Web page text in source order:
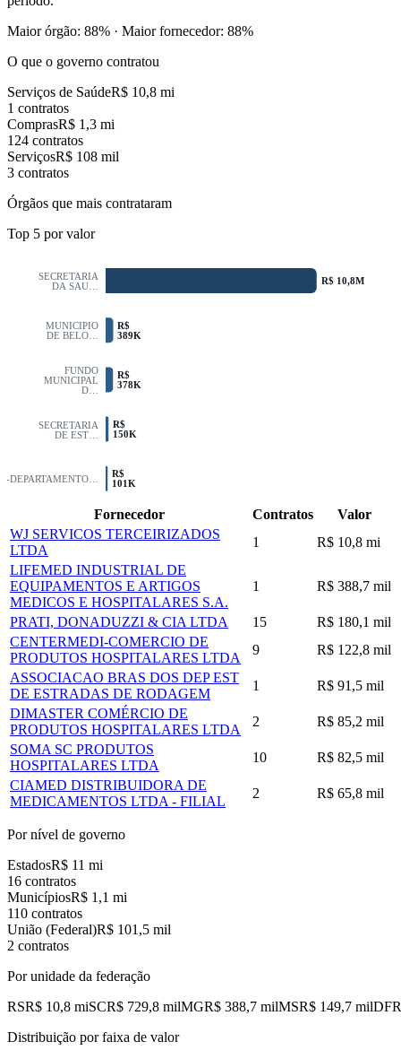
Maior órgão: 88% · Maior fornecedor: 88%
O que o governo contratou
Serviços de SaúdeR$ 10,8 mi
1 contratos
ComprasR$ 1,3 mi
124 contratos
ServiçosR$ 108 mil
3 contratos
Órgãos que mais contrataram
Top 5 por valor
SECRETARIA
DA SAU…
MUNICIPIO
DE BELO…
FUNDO
MUNICIPAL
D…
SECRETARIA
DE EST…
DEPARTAMENTO…
R$ 10,8M
R$
389K
R$
378K
R$
150K
R$
101K
Fornecedor Contratos
Valor
WJ SERVICOS TERCEIRIZADOS
LTDA
1
R$ 10,8 mi
LIFEMED INDUSTRIAL DE
EQUIPAMENTOS E ARTIGOS
MEDICOS E HOSPITALARES S.A.
1 R$ 388,7 mil
PRATI, DONADUZZI & CIA LTDA 15
R$ 180,1 mil
CENTERMEDI-COMERCIO DE
PRODUTOS HOSPITALARES LTDA
9
R$ 122,8 mil
ASSOCIACAO BRAS DOS DEP EST
DE ESTRADAS DE RODAGEM
1
R$ 91,5 mil
DIMASTER COMÉRCIO DE
PRODUTOS HOSPITALARES LTDA
2
R$ 85,2 mil
SOMA SC PRODUTOS
HOSPITALARES LTDA
10
R$ 82,5 mil
CIAMED DISTRIBUIDORA DE
MEDICAMENTOS LTDA - FILIAL
2 R$ 65,8 mil
Por nível de governo
EstadosR$ 11 mi
16 contratos
MunicípiosR$ 1,1 mi
110 contratos
União (Federal)R$ 101,5 mil
2 contratos
Por unidade da federação
RSR$ 10,8 miSCR$ 729,8 milMGR$ 388,7 milMSR$ 149,7 milDF
Distribuição por faixa de valor